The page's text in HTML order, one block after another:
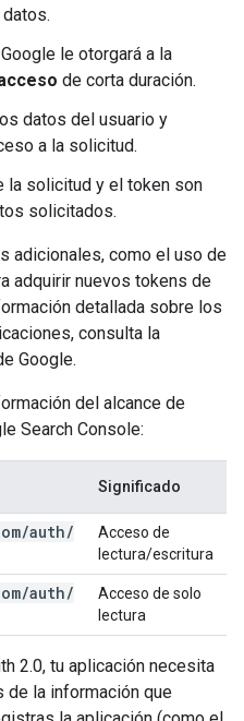
le otorgará a la
de corta duración.
datos del usuario y
a la solicitud.
la solicitud y el token son
solicitados.
adicionales, como el uso de
adquirir nuevos tokens de
detallada sobre los
consulta la
Google.
del alcance de
Search Console:
Significado
/auth/
Acceso de
lectura/escritura
/auth/
Acceso de solo
lectura
2.0, tu aplicación necesita
de la información que